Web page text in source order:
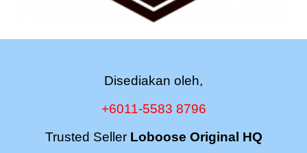
Disediakan oleh,
+6011-5583 8796
Trusted Seller Loboose Original HQ